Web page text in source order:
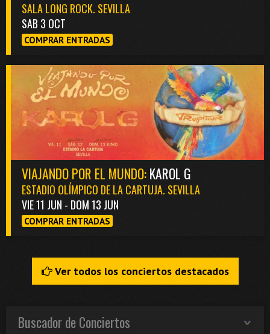
SALA LONG ROCK. SEVILLA
SAB 3 OCT
COMPRAR ENTRADAS
VIAJANDO POR EL MUNDO:KAROL G
ESTADIO OLÍMPICO DE LA CARTUJA. SEVILLA
VIE 11 JUN - DOM 13 JUN
COMPRAR ENTRADAS
Ver todos los conciertos destacados
Buscador de Conciertos